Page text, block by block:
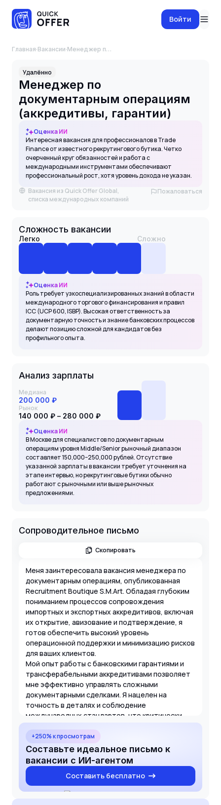
Войти
Главная·Вакансии· Менеджер по документарным операциям (аккредитивы, гарантии)
Удалённо
Менеджер по
документарным операциям
(аккредитивы, гарантии)
Оценка ИИ
Интересная вакансия для профессионалов в Trade
Finance от известного рекрутингового бутика. Четко
очерченный круг обязанностей и работа с
международными инструментами обеспечивают
профессиональный рост, хотя уровень дохода не указан.
Вакансия из Quick Offer Global,
списка международных компаний
Пожаловаться
Сложность вакансии
Легко Сложно
Оценка ИИ
Роль требует узкоспециализированных знаний в области
международного торгового финансирования и правил
ICC (UCP 600, ISBP). Высокая ответственность за
документарную точность и знание банковских процессов
делают позицию сложной для кандидатов без
профильного опыта.
Анализ зарплаты
Медиана
200 000 ₽
Рынок
140 000 ₽ – 280 000 ₽
Оценка ИИ
В Москве для специалистов по документарным
операциям уровня Middle/Senior рыночный диапазон
составляет 150,000–250,000 рублей. Отсутствие
указанной зарплаты в вакансии требует уточнения на
этапе интервью, но рекрутинговые бутики обычно
работают с рыночными или выше рыночных
предложениями.
Сопроводительное письмо
Скопировать
Меня заинтересовала вакансия менеджера по
документарным операциям, опубликованная
Recruitment Boutique S.M.Art. Обладая глубоким
пониманием процессов сопровождения
импортных и экспортных аккредитивов, включая
их открытие, авизование и подтверждение, я
готов обеспечить высокий уровень
операционной поддержки и минимизацию рисков
для ваших клиентов.
Мой опыт работы с банковскими гарантиями и
трансферабельными аккредитивами позволяет
мне эффективно управлять сложными
документарными сделками. Я нацелен на
точность в деталях и соблюдение
международных стандартов, что критически
важно для успешного проведения
внешнеторговых операций. Буду рад обсудить,
как мои навыки помогут вашей команде в
реализации текущих задач.
+250% к просмотрам
Составьте идеальное письмо к
вакансии с ИИ-агентом
Составить бесплатно